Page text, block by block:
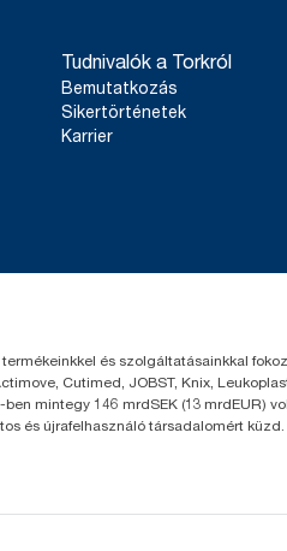
Tudnivalók a Torkról
Bemutatkozás
Sikertörténetek
Karrier
és szolgáltatásainkkal
Cutimed, JOBST, Knix,
mintegy 146 mrdSEK (13 mrdEUR)
és újrafelhasználó társadalomért